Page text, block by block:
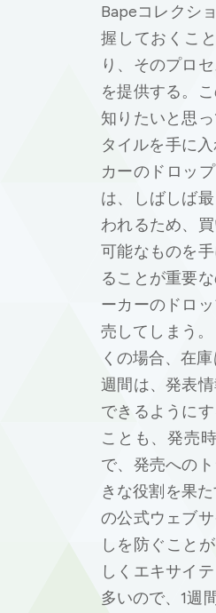
Bapeコレクシ
握しておくこ
り、そのプロ
を提供する。
知りたいと思
タイルを手に
カーのドロッ
は、しばしば
われるため、
可能なものを
ることが重要
ーカーのドロ
売してしまう
くの場合、在
週間は、発表
できるように
ことも、発売
で、発売への
きな役割を果
の公式ウェブ
しを防ぐこと
しくエキサイ
多いので、1週